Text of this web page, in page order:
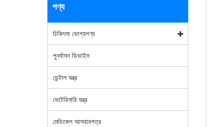
পণ্য
চিকিৎসা ভোগ্যপণ্য
পুনর্বাসন ডিভাইস
ডেন্টাল যন্ত্র
ভেটেরিনারি যন্ত্র
মেডিকেল আসবাবপত্র